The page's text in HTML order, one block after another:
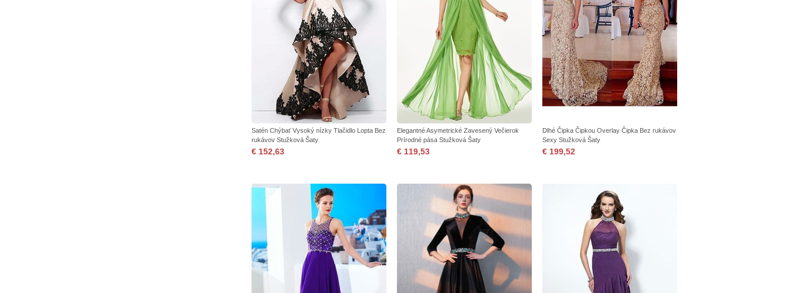
Satén Chýbať Vysoký nízky Tlačidlo Lopta Bez
rukávov Stužková Šaty
€ 152,63
Elegantné Asymetrické Zavesený Večierok
Prírodné pása Stužková Šaty
€ 119,53
Dlhé Čipka Čipkou Overlay Čipka Bez rukávov
Sexy Stužková Šaty
€ 199,52